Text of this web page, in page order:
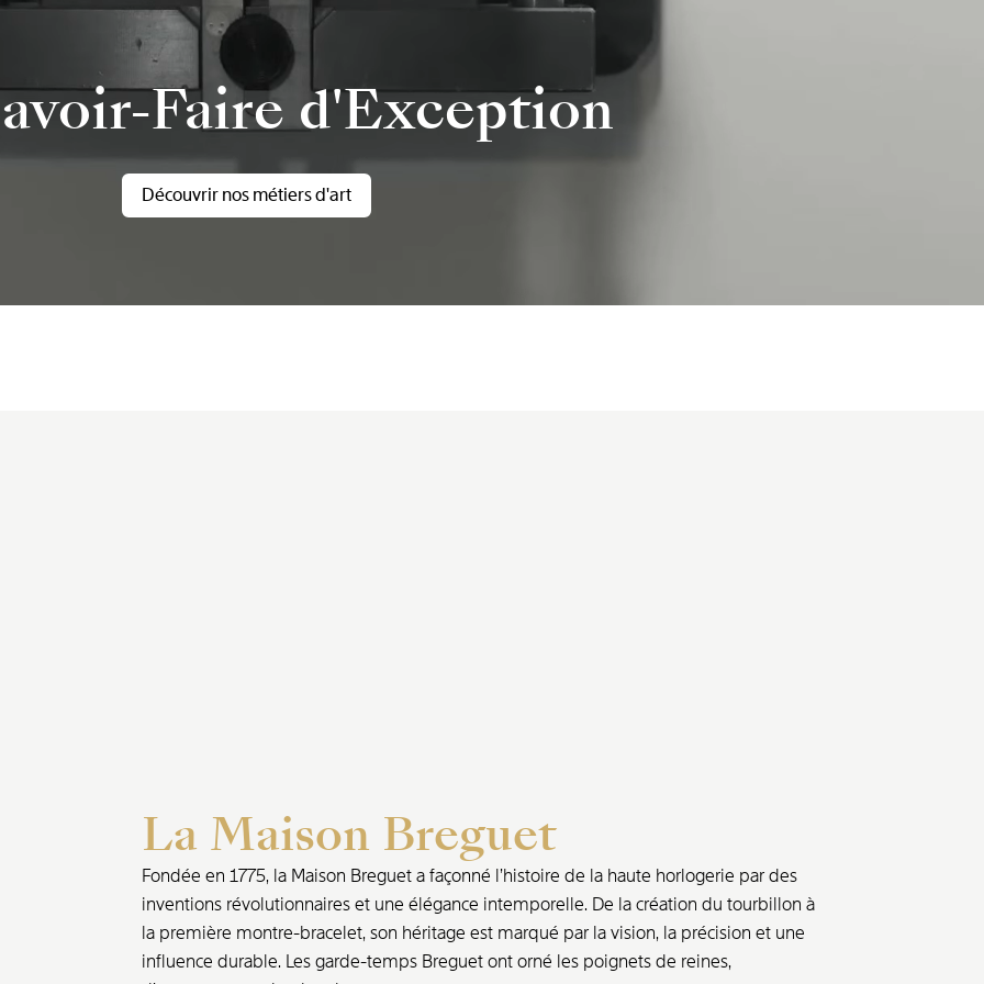
Faire d'Exception
Découvrir nos métiers d'art
La Maison Breguet
Fondée en 1775, la Maison Breguet a façonné l’histoire de la haute horlogerie par des
inventions révolutionnaires et une élégance intemporelle. De la création du tourbillon à
la première montre-bracelet, son héritage est marqué par la vision, la précision et une
influence durable. Les garde-temps Breguet ont orné les poignets de reines,